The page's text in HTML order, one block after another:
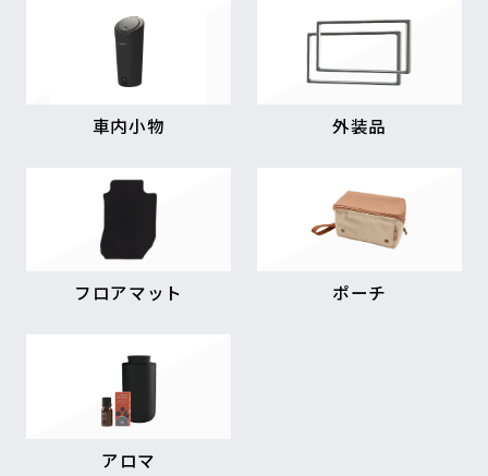
車内小物 外装品
フロアマット ポーチ
アロマ